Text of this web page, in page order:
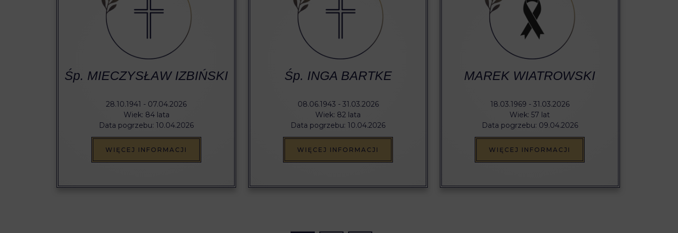
Śp. MIECZYSŁAW IZBIŃSKI
28.10.1941 - 07.04.2026
Wiek: 84 lata
Data pogrzebu: 10.04.2026
WIĘCEJ INFORMACJI
Śp. INGA BARTKE
08.06.1943 - 31.03.2026
Wiek: 82 lata
Data pogrzebu: 10.04.2026
WIĘCEJ INFORMACJI
MAREK WIATROWSKI
18.03.1969 - 31.03.2026
Wiek: 57 lat
Data pogrzebu: 09.04.2026
WIĘCEJ INFORMACJI